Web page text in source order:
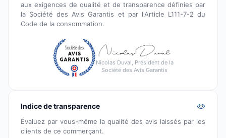
aux exigences de qualité et de transparence définies par
la Société des Avis Garantis et par l'Article L111-7-2 du
Code de la consommation.
Nicolas Duval, Président de la
Société des Avis Garantis
Indice de transparence
Évaluez par vous-même la qualité des avis laissés par les
clients de ce commerçant.